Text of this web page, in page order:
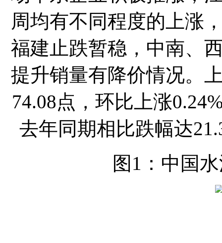
周均有不同程度的上涨
福建止跌暂稳，中南、
提升销量有降价情况。
74.08点，环比上涨
去年同期相比跌幅达
图1：中国